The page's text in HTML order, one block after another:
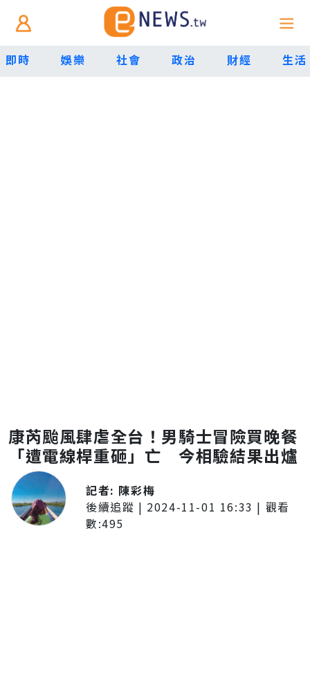
即時 娛樂 社會 政治 財經 生活
康芮颱風肆虐全台！男騎士冒險買晚餐
「遭電線桿重砸」亡 今相驗結果出爐
記者: 陳彩梅
後續追蹤 | 2024-11-01 16:33 | 觀看
數:495